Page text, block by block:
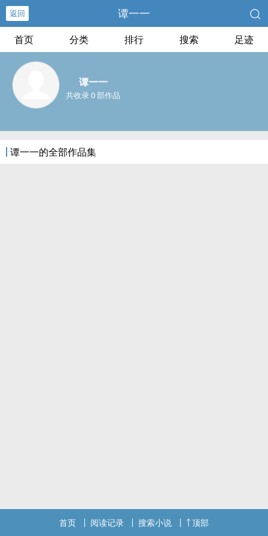
返回 谭一一
首页 分类 排行 搜索 足迹
谭一一
共收录 0 部作品
谭一一的全部作品集
首页 阅读记录 搜索小说 顶部